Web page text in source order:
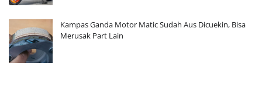
Kampas Ganda Motor Matic Sudah Aus Dicuekin, Bisa
Merusak Part Lain